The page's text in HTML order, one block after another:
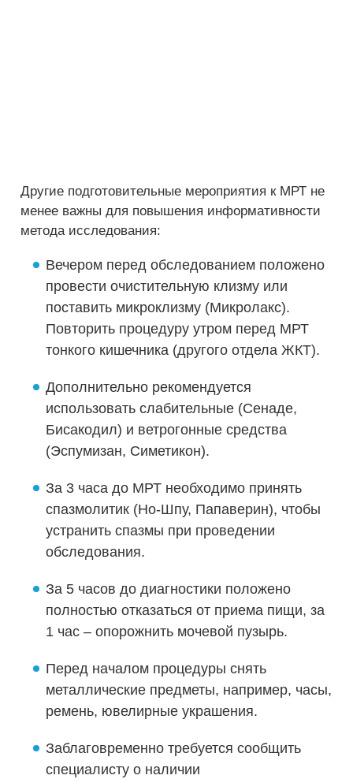
Другие подготовительные мероприятия к МРТ не
менее важны для повышения информативности
метода исследования:
Вечером перед обследованием положено
провести очистительную клизму или
поставить микроклизму (Микролакс).
Повторить процедуру утром перед МРТ
тонкого кишечника (другого отдела ЖКТ).
Дополнительно рекомендуется
использовать слабительные (Сенаде,
Бисакодил) и ветрогонные средства
(Эспумизан, Симетикон).
За 3 часа до МРТ необходимо принять
спазмолитик (Но-Шпу, Папаверин), чтобы
устранить спазмы при проведении
обследования.
За 5 часов до диагностики положено
полностью отказаться от приема пищи, за
1 час – опорожнить мочевой пузырь.
Перед началом процедуры снять
металлические предметы, например, часы,
ремень, ювелирные украшения.
Заблаговременно требуется сообщить
специалисту о наличии